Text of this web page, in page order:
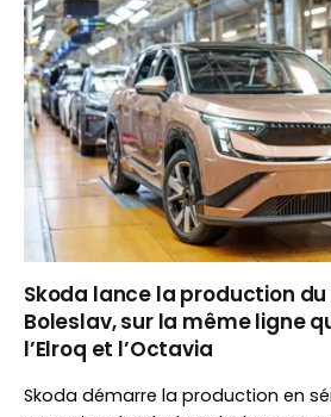
Skoda lance la production du
Boleslav, sur la même ligne
l’Elroq et l’Octavia
Skoda démarre la production en